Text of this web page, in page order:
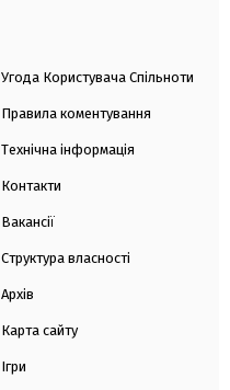
Угода Користувача Спільноти
Правила коментування
Технічна інформація
Контакти
Вакансії
Структура власності
Архів
Карта сайту
Ігри